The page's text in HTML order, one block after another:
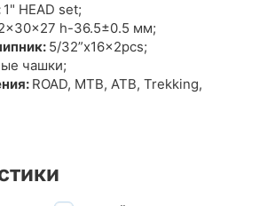
1" HEAD set;
h-36.5±0.5 мм;
5/32”x16x2pcs;
чашки;
ROAD, MTB, ATB, Trekking,